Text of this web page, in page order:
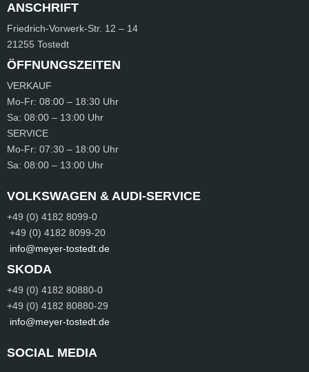
ANSCHRIFT
Friedrich-Vorwerk-Str. 12 – 14
21255 Tostedt
ÖFFNUNGSZEITEN
VERKAUF
Mo-Fr: 08:00 – 18:30 Uhr
Sa: 08:00 – 13:00 Uhr
SERVICE
Mo-Fr: 07:30 – 18:00 Uhr
Sa: 08:00 – 13:00 Uhr
VOLKSWAGEN & AUDI-SERVICE
+49 (0) 4182 8099-0
+49 (0) 4182 8099-20
info@meyer-tostedt.de
SKODA
+49 (0) 4182 80880-0
+49 (0) 4182 80880-29
info@meyer-tostedt.de
SOCIAL MEDIA